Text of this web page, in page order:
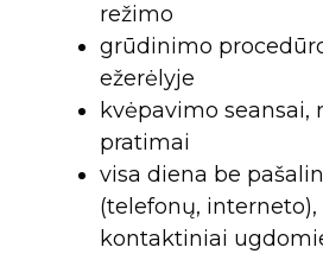
režimo
grūdinimo
ežerėlyje
kvėpavimo seansai,
pratimai
visa diena be
(telefonų,
kontaktiniai